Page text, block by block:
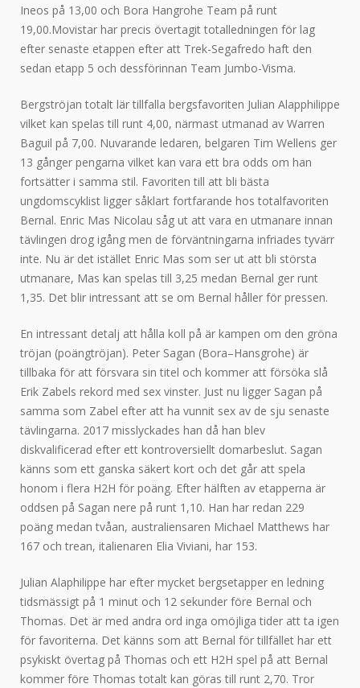
Ineos på 13,00 och Bora Hangrohe Team på runt
19,00.Movistar har precis övertagit totalledningen för lag
efter senaste etappen efter att Trek-Segafredo haft den
sedan etapp 5 och dessförinnan Team Jumbo-Visma.
Bergströjan totalt lär tillfalla bergsfavoriten Julian Alapphilippe
vilket kan spelas till runt 4,00, närmast utmanad av Warren
Baguil på 7,00. Nuvarande ledaren, belgaren Tim Wellens ger
13 gånger pengarna vilket kan vara ett bra odds om han
fortsätter i samma stil. Favoriten till att bli bästa
ungdomscyklist ligger såklart fortfarande hos totalfavoriten
Bernal. Enric Mas Nicolau såg ut att vara en utmanare innan
tävlingen drog igång men de förväntningarna infriades tyvärr
inte. Nu är det istället Enric Mas som ser ut att bli största
utmanare, Mas kan spelas till 3,25 medan Bernal ger runt
1,35. Det blir intressant att se om Bernal håller för pressen.
En intressant detalj att hålla koll på är kampen om den gröna
tröjan (poängtröjan). Peter Sagan (Bora–Hansgrohe) är
tillbaka för att försvara sin titel och kommer att försöka slå
Erik Zabels rekord med sex vinster. Just nu ligger Sagan på
samma som Zabel efter att ha vunnit sex av de sju senaste
tävlingarna. 2017 misslyckades han då han blev
diskvalificerad efter ett kontroversiellt domarbeslut. Sagan
känns som ett ganska säkert kort och det går att spela
honom i flera H2H för poäng. Efter hälften av etapperna är
oddsen på Sagan nere på runt 1,10. Han har redan 229
poäng medan tvåan, australiensaren Michael Matthews har
167 och trean, italienaren Elia Viviani, har 153.
Julian Alaphilippe har efter mycket bergsetapper en ledning
tidsmässigt på 1 minut och 12 sekunder före Bernal och
Thomas. Det är med andra ord inga omöjliga tider att ta igen
för favoriterna. Det känns som att Bernal för tillfället har ett
psykiskt övertag på Thomas och ett H2H spel på att Bernal
kommer före Thomas totalt kan göras till runt 2,70. Tror